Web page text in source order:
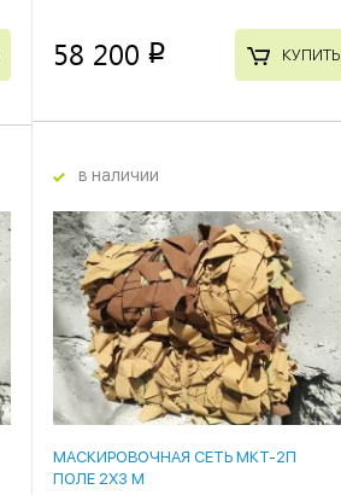
58 200 p КУПИТЬ
в наличии
МАСКИРОВОЧНАЯ СЕТЬ МКТ-2П
ПОЛЕ 2Х3 М